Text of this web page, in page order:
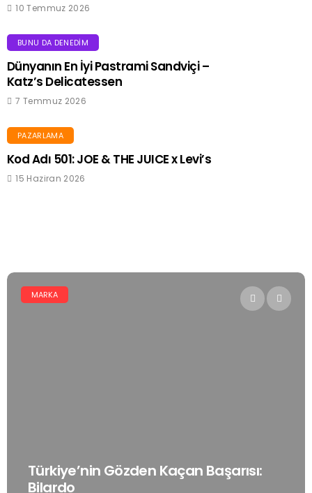
10 Temmuz 2026
BUNU DA DENEDIM
Dünyanın En İyi Pastrami Sandviçi –
Katz’s Delicatessen
7 Temmuz 2026
PAZARLAMA
Kod Adı 501: JOE & THE JUICE x Levi’s
15 Haziran 2026
MARKA
Türkiye’nin Gözden Kaçan Başarısı:
Bilardo